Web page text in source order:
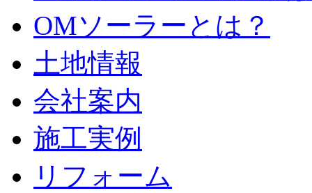
OMソーラーとは？
土地情報
会社案内
施工実例
リフォーム